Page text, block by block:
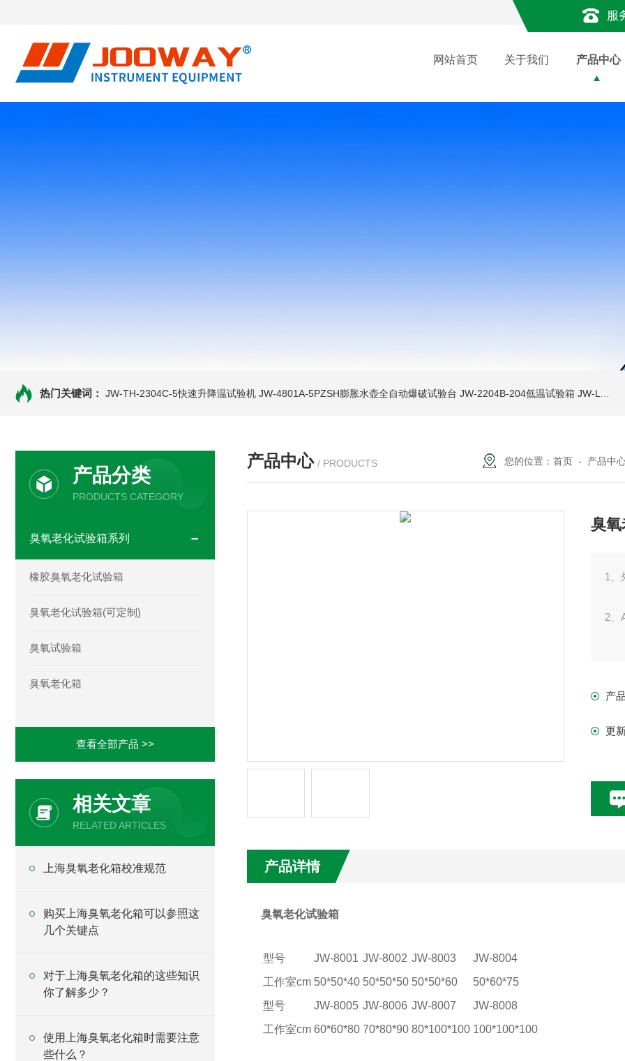
服
网站首页 关于我们 产品中心
热门关键词： JW-TH-2304C-5快速升降温试验机 JW-4801A-5PZSH膨胀水壶全自动爆破试验台 JW-2204B-204低温试验箱 JW-LY-JZX955储能集装箱、新能源箱变淋雨试验房
产品分类
PRODUCTS CATEGORY
臭氧老化试验箱系列
橡胶臭氧老化试验箱
臭氧老化试验箱(可定制)
臭氧试验箱
臭氧老化箱
查看全部产品 >>
相关文章
RELATED ARTICLES
上海臭氧老化箱校准规范
购买上海臭氧老化箱可以参照这
几个关键点
对于上海臭氧老化箱的这些知识
你了解多少？
使用上海臭氧老化箱时需要注意
些什么？
产品中心 / PRODUCTS 您的位置：首页 - 产品中
臭
1、
2、
6
产
更
产品详情
臭氧老化试验箱
型号 JW-8001 JW-8002 JW-8003
JW-8004
工作室cm 50*50*40 50*50*50 50*50*60
50*60*75
型号
JW-8005 JW-8006 JW-8007
JW-8008
工作室cm 60*60*80 70*80*90 80*100*100 100*100*100